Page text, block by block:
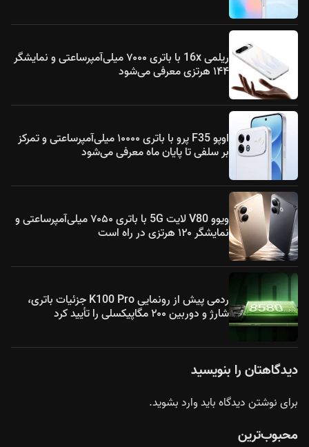
ریلمی 16x با باتری ۷۰۰۰ میلی‌آمپرساعتی و نمایشگر
۱۴۴ هرتزی معرفی می‌شود
اوپو F35 پرو با باتری ۱۰۰۰۰ میلی‌آمپرساعتی و تمرکز
بر سلفی تا پایان ماه معرفی می‌شود
ویوو V80 لایت 5G با باتری ۷۰۵۰ میلی‌آمپرساعتی و
نمایشگر ۱۲۰ هرتزی در راه است
ردمی پیش از رونمایی K100 Pro جزئیات باتری،
شارژ و دوربین ۲۰۰ مگاپیکسلی را تأیید کرد
دیدگاهتان را بنویسید
برای نوشتن دیدگاه بایدوارد بشوید.
محبوب‌ترین